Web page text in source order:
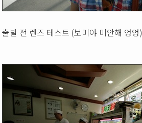
출발 전 렌즈 테스트 (보미야 미안해 엉엉)